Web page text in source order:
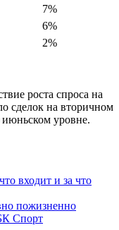
7%
6%
2%
роста спроса на
сделок на вторичном
уровне.
входит и за что
пожизненно
Спорт